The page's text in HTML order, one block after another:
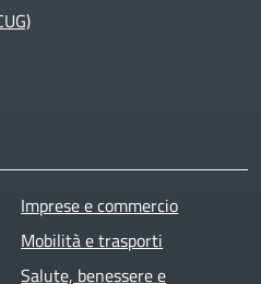
Imprese e commercio
Mobilità e trasporti
Salute, benessere e